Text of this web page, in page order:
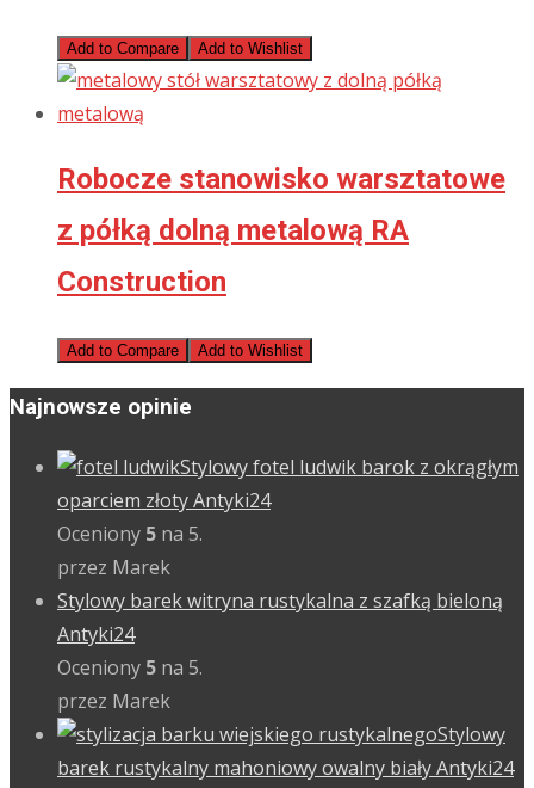
Add to Compare Add to Wishlist
Robocze stanowisko warsztatowe
z półką dolną metalową RA
Construction
Add to Compare Add to Wishlist
Najnowsze opinie
Stylowy fotel ludwik barok z okrągłym
oparciem złoty Antyki24
Oceniony 5 na 5.
przez Marek
Stylowy barek witryna rustykalna z szafką bieloną
Antyki24
Oceniony 5 na 5.
przez Marek
Stylowy
barek rustykalny mahoniowy owalny biały Antyki24